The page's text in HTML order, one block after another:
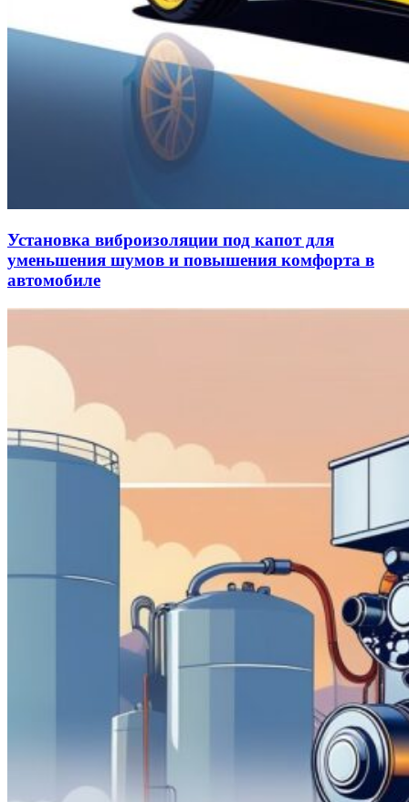
Установка виброизоляции под капот для
уменьшения шумов и повышения комфорта в
автомобиле